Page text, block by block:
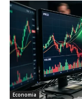
Economia